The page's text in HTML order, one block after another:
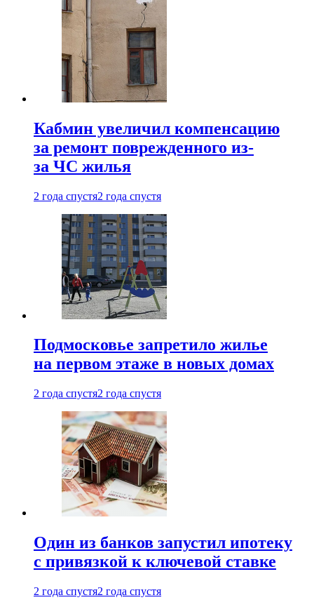
Кабмин увеличил компенсацию
за ремонт поврежденного из-
за ЧС жилья
2 года спустя2 года спустя
Подмосковье запретило жилье
на первом этаже в новых домах
2 года спустя2 года спустя
Один из банков запустил ипотеку
с привязкой к ключевой ставке
2 года спустя2 года спустя